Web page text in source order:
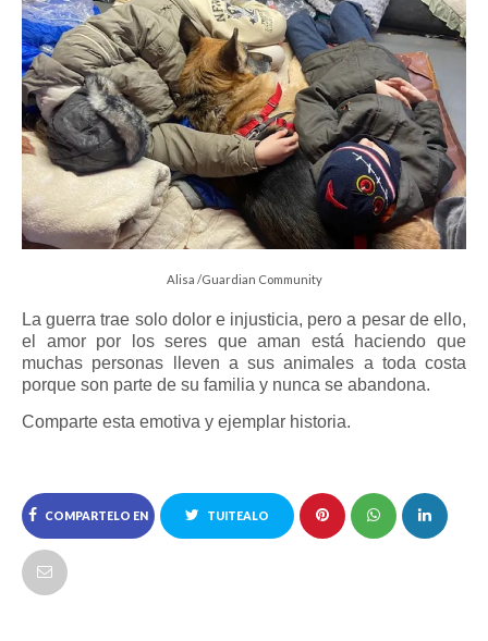
Alisa /Guardian Community
La guerra trae solo dolor e injusticia, pero a pesar de ello,
el amor por los seres que aman está haciendo que
muchas personas lleven a sus animales a toda costa
porque son parte de su familia y nunca se abandona.
Comparte esta emotiva y ejemplar historia.
COMPARTELO EN
FACEBOOK
TUITEALO